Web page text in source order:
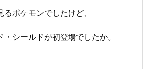
ポケモンでしたけど、
シールドが初登場でしたか。